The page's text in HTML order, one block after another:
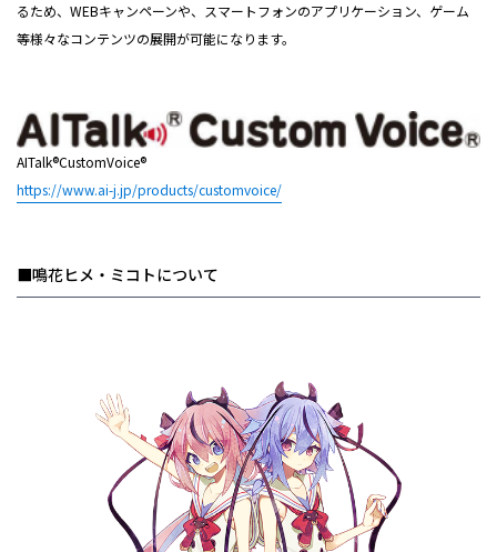
るため、WEBキャンペーンや、スマートフォンのアプリケーション、ゲーム
等様々なコンテンツの展開が可能になります。
AITalk®CustomVoice®
https://www.ai-j.jp/products/customvoice/
■鳴花ヒメ・ミコトについて